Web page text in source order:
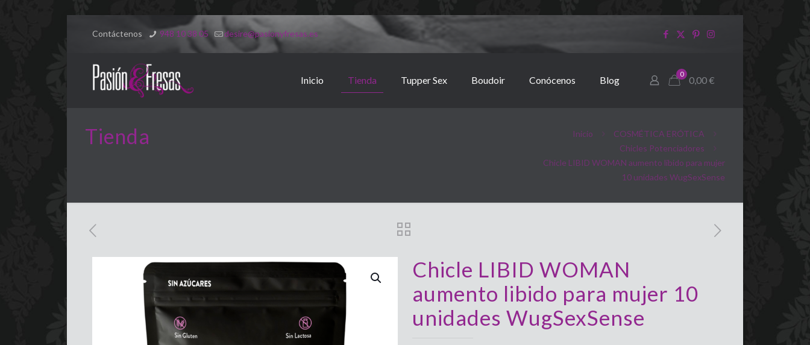
Contáctenos 948 10 38 05 desire@pasionyfresas.es
Inicio Tienda Tupper Sex Boudoir Conócenos Blog
0
0,00€
Tienda Inicio
COSMÉTICA ERÓTICA
Chicles Potenciadores
Chicle LIBID WOMAN aumento libido para mujer
10 unidades WugSexSense
Chicle LIBID WOMAN
aumento libido para mujer 10
unidades WugSexSense